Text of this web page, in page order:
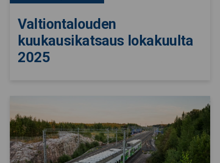
Valtiontalouden
kuukausikatsaus lokakuulta
2025